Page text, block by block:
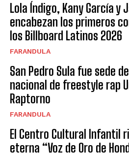
Lola Índigo, Kany García y
encabezan los primeros
los Billboard Latinos 2026
FARANDULA
San Pedro Sula fue sede
nacional de freestyle rap
Raptorno
FARANDULA
El Centro Cultural Infantil
eterna “Voz de Oro de